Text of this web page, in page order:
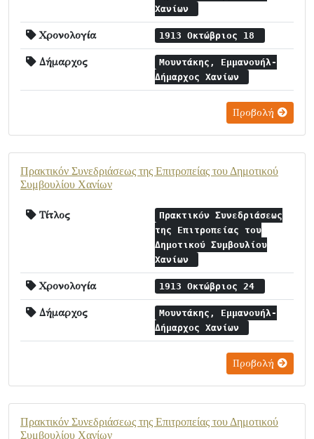
Χανίων
Χρονολογία 1913 Οκτώβριος 18
Δήμαρχος
Μουντάκης, Εμμανουήλ-
Δήμαρχος Χανίων
Προβολή
Πρακτικόν Συνεδριάσεως της Επιτροπείας του Δημοτικού
Συμβουλίου Χανίων
Τίτλος
Πρακτικόν Συνεδριάσεως
της Επιτροπείας του
Δημοτικού Συμβουλίου
Χανίων
Χρονολογία 1913 Οκτώβριος 24
Δήμαρχος
Μουντάκης, Εμμανουήλ-
Δήμαρχος Χανίων
Προβολή
Πρακτικόν Συνεδριάσεως της Επιτροπείας του Δημοτικού
Συμβουλίου Χανίων